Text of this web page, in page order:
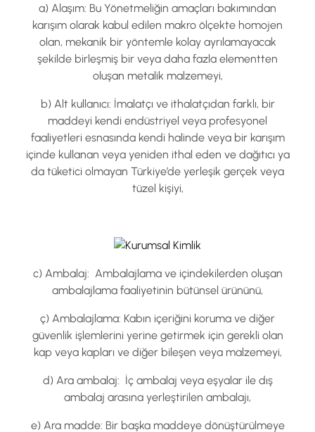
a) Alaşım: Bu Yönetmeliğin amaçları bakımından
karışım olarak kabul edilen makro ölçekte homojen
olan, mekanik bir yöntemle kolay ayrılamayacak
şekilde birleşmiş bir veya daha fazla elementten
oluşan metalik malzemeyi,
b) Alt kullanıcı: İmalatçı ve ithalatçıdan farklı, bir
maddeyi kendi endüstriyel veya profesyonel
faaliyetleri esnasında kendi halinde veya bir karışım
içinde kullanan veya yeniden ithal eden ve dağıtıcı ya
da tüketici olmayan Türkiye’de yerleşik gerçek veya
tüzel kişiyi,
c) Ambalaj: Ambalajlama ve içindekilerden oluşan
ambalajlama faaliyetinin bütünsel ürününü,
ç) Ambalajlama: Kabın içeriğini koruma ve diğer
güvenlik işlemlerini yerine getirmek için gerekli olan
kap veya kapları ve diğer bileşen veya malzemeyi,
d) Ara ambalaj: İç ambalaj veya eşyalar ile dış
ambalaj arasına yerleştirilen ambalajı,
e) Ara madde: Bir başka maddeye dönüştürülmeye